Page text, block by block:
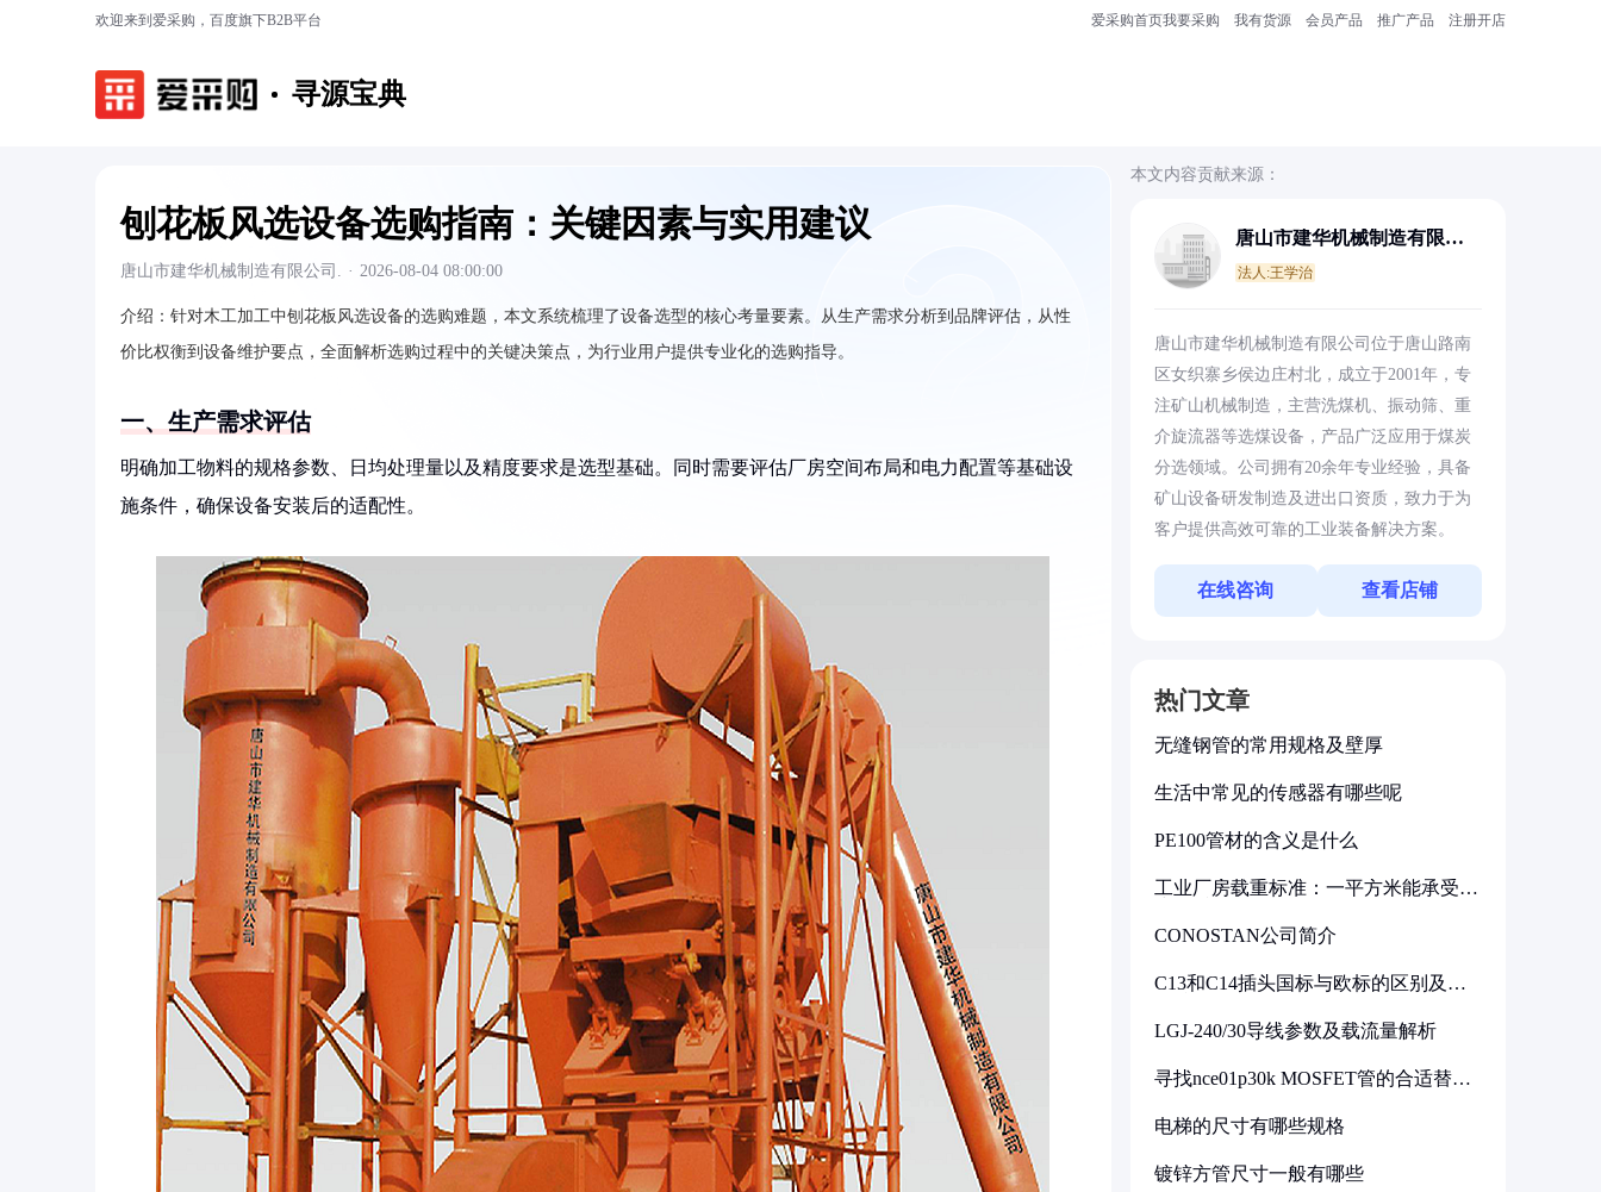
欢迎来到爱采购，百度旗下B2B平台 爱采购首页我要采购 我有货源 会员产品 推广产品 注册开店
寻源宝典
刨花板风选设备选购指南：关键因素与实用建议
唐山市建华机械制造有限公司. · 2026-08-04 08:00:00
介绍： 针对木工加工中刨花板风选设备的选购难题，本文系统梳理了设备选型的核心考量要素。从生产需求分析到品牌评估，从性
价比权衡到设备维护要点，全面解析选购过程中的关键决策点，为行业用户提供专业化的选购指导。
一、生产需求评估
明确加工物料的规格参数、日均处理量以及精度要求是选型基础。同时需要评估厂房空间布局和电力配置等基础设
施条件，确保设备安装后的适配性。
本文内容贡献来源：
唐山市建华机械制造有限公
法人:王学治
唐山市建华机械制造有限公司位于唐山路南
区女织寨乡侯边庄村北，成立于2001年，专
注矿山机械制造，主营洗煤机、振动筛、重
介旋流器等选煤设备，产品广泛应用于煤炭
分选领域。公司拥有20余年专业经验，具备
矿山设备研发制造及进出口资质，致力于为
客户提供高效可靠的工业装备解决方案。
在线咨询 查看店铺
热门文章
无缝钢管的常用规格及壁厚
生活中常见的传感器有哪些呢
PE100管材的含义是什么
工业厂房载重标准：一平方米能承受多
CONOSTAN公司简介
C13和C14插头国标与欧标的区别及其
LGJ-240/30导线参数及载流量解析
寻找nce01p30k MOSFET管的合适替代
电梯的尺寸有哪些规格
镀锌方管尺寸一般有哪些